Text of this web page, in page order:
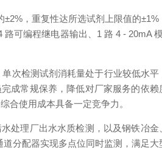
，重复性达所选试剂上限值的±1%
可编程继电器输出、1 路 4 - 20mA
次检测试剂消耗量处于行业较低水平
成常规保养，降低对厂家服务的依赖
合使用成本具备一定竞争力。
处理厂出水水质检测，以及钢铁冶金
分配器实现多点位同时监测，满足大